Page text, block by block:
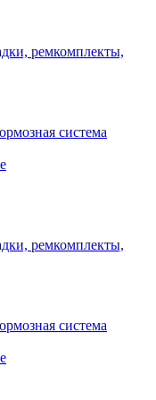
ремкомплекты,
система
ремкомплекты,
система